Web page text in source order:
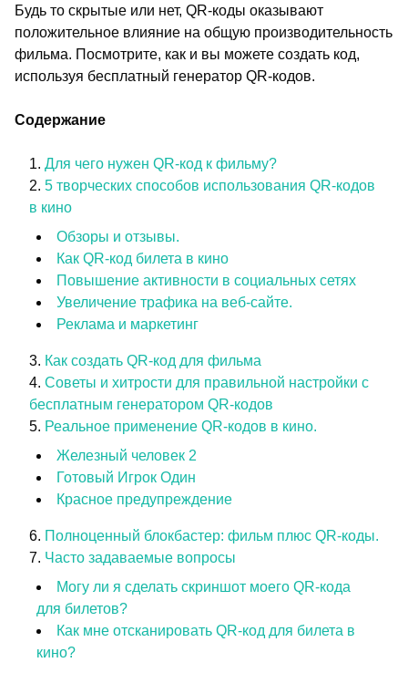
Будь то скрытые или нет, QR-коды оказывают
положительное влияние на общую производительность
фильма. Посмотрите, как и вы можете создать код,
используя бесплатный генератор QR-кодов.
Содержание
Для чего нужен QR-код к фильму?
5 творческих способов использования QR-кодов
в кино
Обзоры и отзывы.
Как QR-код билета в кино
Повышение активности в социальных сетях
Увеличение трафика на веб-сайте.
Реклама и маркетинг
Как создать QR-код для фильма
Советы и хитрости для правильной настройки с
бесплатным генератором QR-кодов
Реальное применение QR-кодов в кино.
Железный человек 2
Готовый Игрок Один
Красное предупреждение
Полноценный блокбастер: фильм плюс QR-коды.
Часто задаваемые вопросы
Могу ли я сделать скриншот моего QR-кода
для билетов?
Как мне отсканировать QR-код для билета в
кино?